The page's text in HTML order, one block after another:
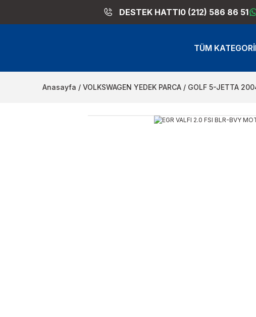
DESTEK HATTI0 (212) 586 86 51
TÜM
Anasayfa VOLKSWAGEN YEDEK PARCA GOLF 5-JETTA